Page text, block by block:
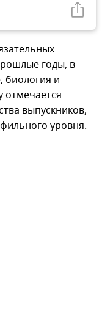
годы, в
биология и
отмечается
выпускников,
уровня.